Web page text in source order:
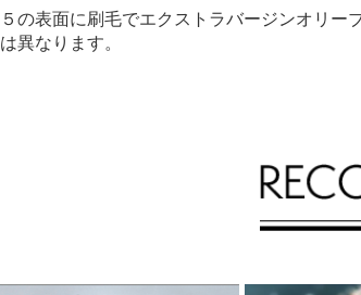
５の表面に刷毛でエクストラバージンオリ
は異なります。